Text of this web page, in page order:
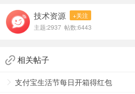
技术资源
+关注
主题:2937 帖数:6443
相关帖子
支付宝生活节每日开箱得红包